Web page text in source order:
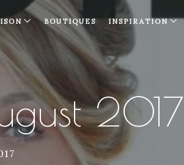
BOUTIQUES INSPIRATION
2017